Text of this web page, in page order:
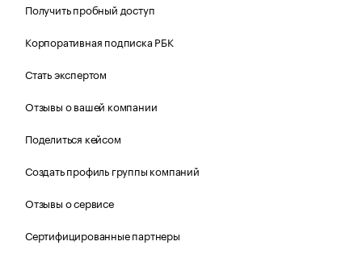
Получить пробный доступ
Корпоративная подписка РБК
Стать экспертом
Отзывы о вашей компании
Поделиться кейсом
Создать профиль группы компаний
Отзывы о сервисе
Сертифицированные партнеры